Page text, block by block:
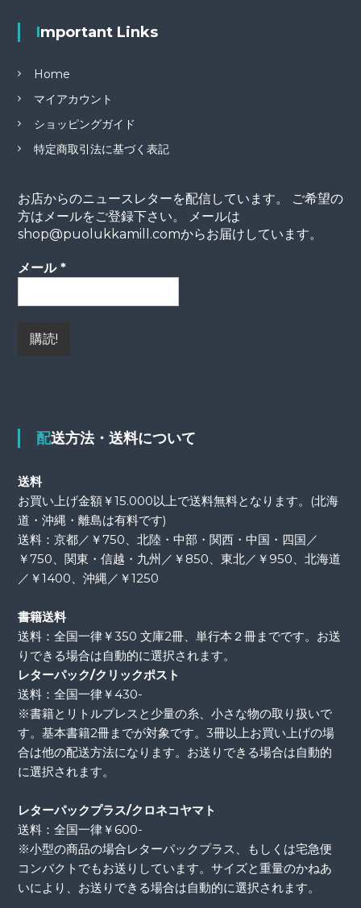
Important Links
Home
マイアカウント
ショッピングガイド
特定商取引法に基づく表記
お店からのニュースレターを配信しています。 ご希望の
方はメールをご登録下さい。 メールは
shop@puolukkamill.comからお届けしています。
メール *
配送方法・送料について
送料
お買い上げ金額￥15.000以上で送料無料となります。(北海
道・沖縄・離島は有料です)
送料：京都／￥750、北陸・中部・関西・中国・四国／
￥750、関東・信越・九州／￥850、東北／￥950、北海道
／￥1400、沖縄／￥1250
書籍送料
送料：全国一律￥350 文庫2冊、単行本２冊までです。お送
りできる場合は自動的に選択されます。
レターパック/クリックポスト
送料：全国一律￥430-
※書籍とリトルプレスと少量の糸、小さな物の取り扱いで
す。基本書籍2冊までが対象です。3冊以上お買い上げの場
合は他の配送方法になります。お送りできる場合は自動的
に選択されます。
レターパックプラス/クロネコヤマト
送料：全国一律￥600-
※小型の商品の場合レターパックプラス、もしくは宅急便
コンパクトでもお送りしています。サイズと重量のかねあ
いにより、お送りできる場合は自動的に選択されます。